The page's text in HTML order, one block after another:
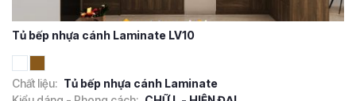
Tủ bếp nhựa cánh Laminate LV10
Chất liệu: Tủ bếp nhựa cánh Laminate